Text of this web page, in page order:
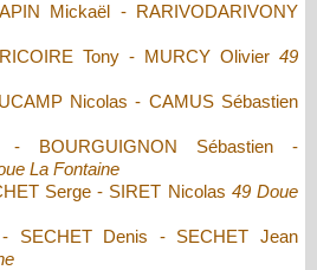
Mickaël - RARIVODARIVONY
Tony - MURCY Olivier 49
Nicolas - CAMUS Sébastien
- BOURGUIGNON Sébastien -
La Fontaine
Serge - SIRET Nicolas 49 Doue
SECHET Denis - SECHET Jean